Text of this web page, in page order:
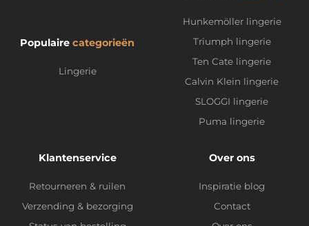
Populaire categorieën
Lingerie
Hunkemöller lingerie
Triumph lingerie
Ten Cate lingerie
Calvin Klein lingerie
SLOGGI lingerie
Puma lingerie
Klantenservice
Retourneren & ruilen
Verzending & bezorging
Over ons
Inspiratie blog
Contact